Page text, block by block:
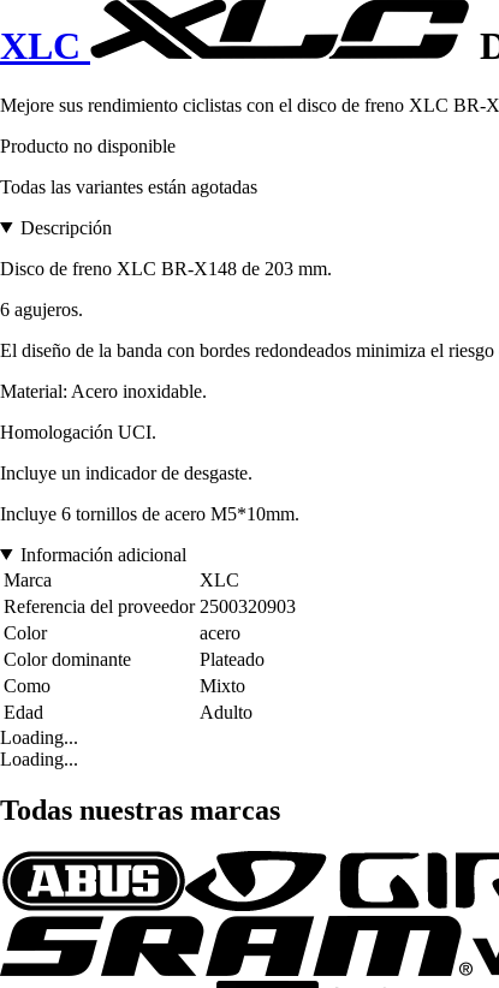
XLC
Mejore sus rendimiento ciclistas con el disco de freno XLC BR-
Producto no disponible
Todas las variantes están agotadas
Descripción
Disco de freno XLC BR-X148 de 203 mm.
6 agujeros.
El diseño de la banda con bordes redondeados minimiza el riesgo
Material: Acero inoxidable.
Homologación UCI.
Incluye un indicador de desgaste.
Incluye 6 tornillos de acero M5*10mm.
Información adicional
Marca
XLC
Referencia del proveedor 2500320903
Color
acero
Color dominante
Plateado
Como
Mixto
Edad
Adulto
Loading...
Loading...
Todas nuestras marcas